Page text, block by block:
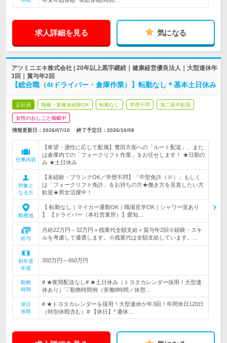
求人詳細を見る 気になる
アツミニエキ株式会社 | 20年以上黒字継続｜健康経営優良法人｜大型連休年
3回｜賞与年2回
【総合職（4tドライバー・倉庫作業）】転勤なし＊基本土日休み
正社員 職種・業種未経験OK 転勤なし 学歴不問 第二新卒歓迎
女性のおしごと掲載中
情報更新日：2026/07/10 終了予定日： 2026/10/08
仕事内容
【希望・適性に応じて配属】豊田方面への「ルート配送」、また
は倉庫内での「フォークリフト作業」をお任せします！ ★日勤の
み ★土日休み
対象と
なる方
【未経験・ブランクOK／学歴不問】「中型免許（※）」もしく
は「フォークリフト免許」をお持ちの方★働き方を見直したい方
歓迎★男女活躍中！
勤務地
【 転勤なし｜マイカー通勤OK｜職場見学OK｜シャワー室あり
】 【ドライバー（本社営業所）】愛知…
給与
月給22万円～32万円＋残業代全額支給＋賞与年2回※経験・スキ
ルを考慮して優遇します。※残業代は全額支給しています。…
初年度
年収
350万円～450万円
勤務
時間
# ★夜間配送なし# ★土日休み（トヨタカレンダー採用！大型連
休あり）▽勤務時間例（実働8時間／休憩…
休日
休暇
# ★トヨタカレンダーを採用！大型連休が年3回！年間休日120日
（特別休暇含む）# 【休日】* 週休…